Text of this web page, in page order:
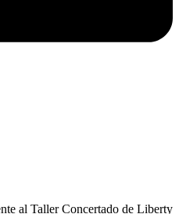
al Taller Concertado de Liberty